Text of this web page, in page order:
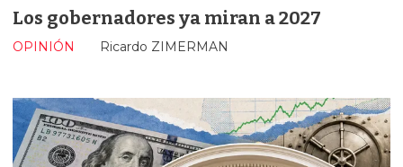
Los gobernadores ya miran a 2027
Ricardo ZIMERMAN
OPINIÓN